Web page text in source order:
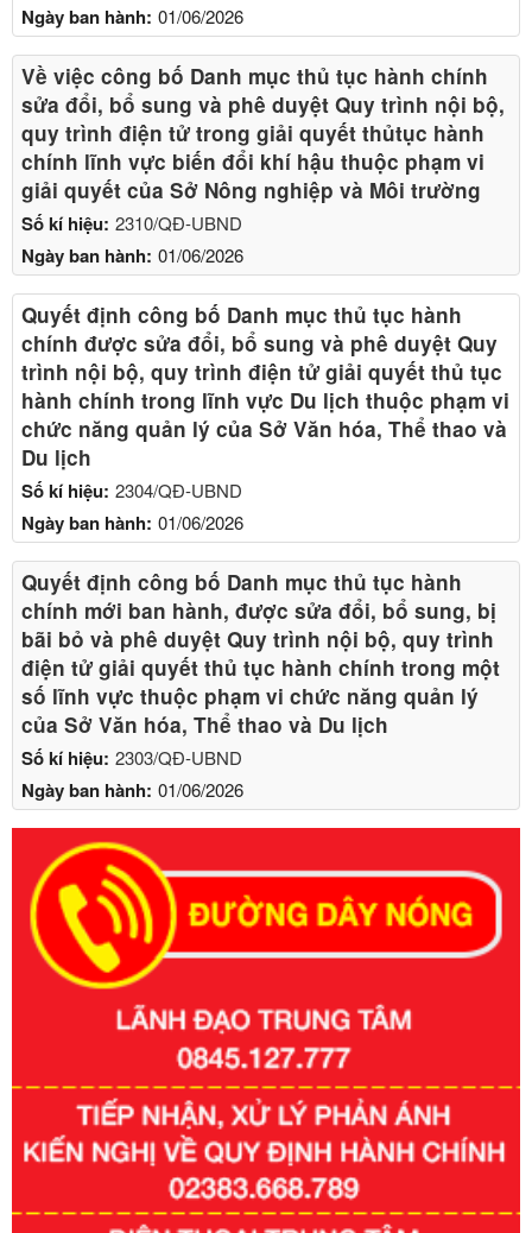
Ngày ban hành: 01/06/2026
Số kí hiệu: 2310/QĐ-UBND
Ngày ban hành: 01/06/2026
Về việc công bố Danh mục thủ tục hành chính
sửa đổi, bổ sung và phê duyệt Quy trình nội bộ,
quy trình điện tử trong giải quyết thủtục hành
chính lĩnh vực biến đổi khí hậu thuộc phạm vi
giải quyết của Sở Nông nghiệp và Môi trường
Số kí hiệu: 2304/QĐ-UBND
Ngày ban hành: 01/06/2026
Quyết định công bố Danh mục thủ tục hành
chính được sửa đổi, bổ sung và phê duyệt Quy
trình nội bộ, quy trình điện tử giải quyết thủ tục
hành chính trong lĩnh vực Du lịch thuộc phạm vi
chức năng quản lý của Sở Văn hóa, Thể thao và
Du lịch
Số kí hiệu: 2303/QĐ-UBND
Ngày ban hành: 01/06/2026
Quyết định công bố Danh mục thủ tục hành
chính mới ban hành, được sửa đổi, bổ sung, bị
bãi bỏ và phê duyệt Quy trình nội bộ, quy trình
điện tử giải quyết thủ tục hành chính trong một
số lĩnh vực thuộc phạm vi chức năng quản lý
của Sở Văn hóa, Thể thao và Du lịch